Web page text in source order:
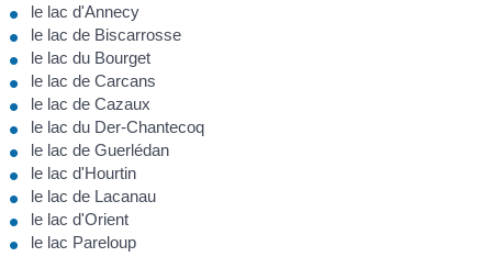
le lac d'Annecy
le lac de Biscarrosse
le lac du Bourget
le lac de Carcans
le lac de Cazaux
le lac du Der-Chantecoq
le lac de Guerlédan
le lac d'Hourtin
le lac de Lacanau
le lac d'Orient
le lac Pareloup